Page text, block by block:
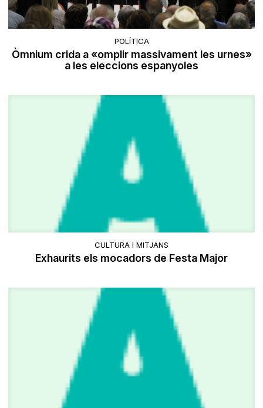
POLÍTICA
Òmnium crida a «omplir massivament les urnes»
a les eleccions espanyoles
CULTURA I MITJANS
Exhaurits els mocadors de Festa Major